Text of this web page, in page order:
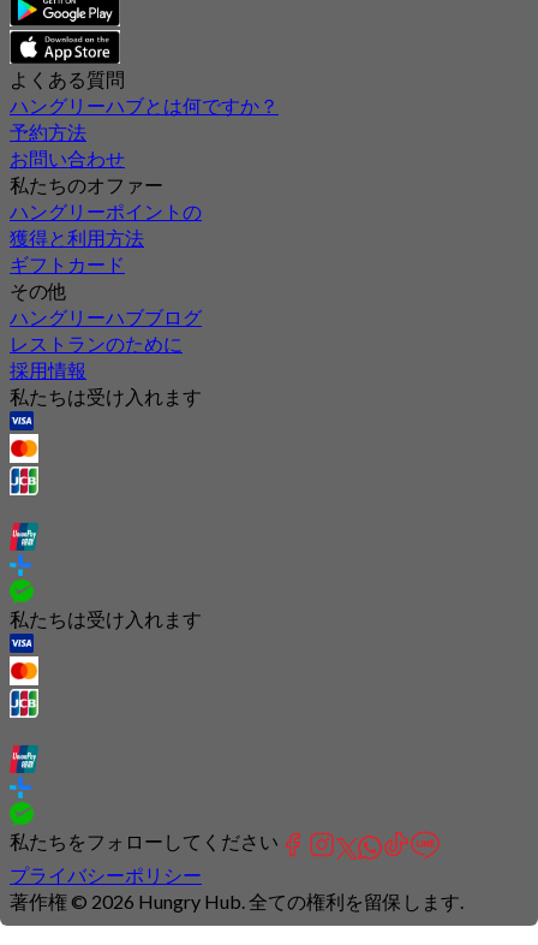
よくある質問
ハングリーハブとは何ですか？
予約方法
お問い合わせ
私たちのオファー
ハングリーポイントの
獲得と利用方法
ギフトカード
その他
ハングリーハブブログ
レストランのために
採用情報
私たちは受け入れます
私たちは受け入れます
私たちをフォローしてください
プライバシーポリシー
著作権 © 2026 Hungry Hub. 全ての権利を留保します.
Connection